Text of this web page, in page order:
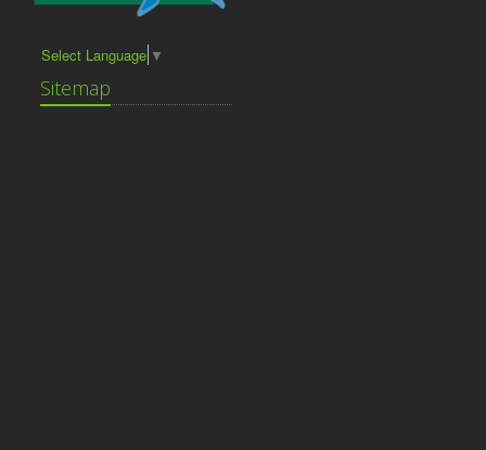
Select Language ▼
Sitemap